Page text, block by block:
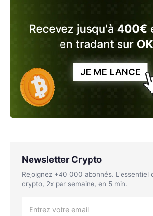
Newsletter Crypto
Rejoignez +40 000 abonnés. L'essentiel
crypto, 2x par semaine, en 5 min.